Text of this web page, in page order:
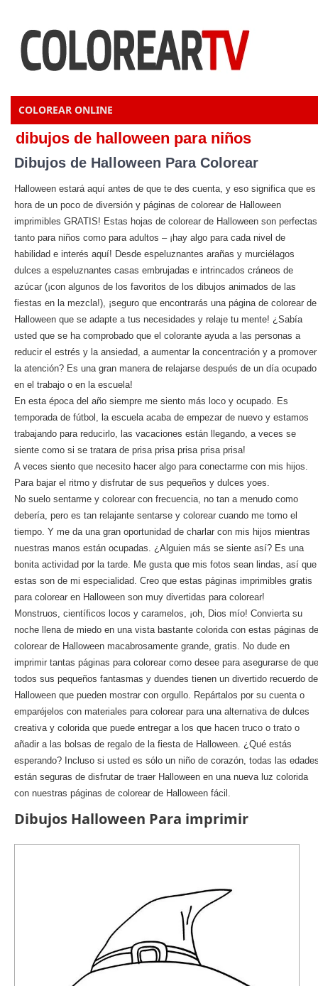
COLOREAR ONLINE
dibujos de halloween para niños
Dibujos de Halloween Para Colorear
Halloween estará aquí antes de que te des cuenta, y eso significa que es
hora de un poco de diversión y páginas de colorear de Halloween
imprimibles GRATIS! Estas hojas de colorear de Halloween son perfectas
tanto para niños como para adultos – ¡hay algo para cada nivel de
habilidad e interés aquí! Desde espeluznantes arañas y murciélagos
dulces a espeluznantes casas embrujadas e intrincados cráneos de
azúcar (¡con algunos de los favoritos de los dibujos animados de las
fiestas en la mezcla!), ¡seguro que encontrarás una página de colorear de
Halloween que se adapte a tus necesidades y relaje tu mente! ¿Sabía
usted que se ha comprobado que el colorante ayuda a las personas a
reducir el estrés y la ansiedad, a aumentar la concentración y a promover
la atención? Es una gran manera de relajarse después de un día ocupado
en el trabajo o en la escuela!
En esta época del año siempre me siento más loco y ocupado. Es
temporada de fútbol, la escuela acaba de empezar de nuevo y estamos
trabajando para reducirlo, las vacaciones están llegando, a veces se
siente como si se tratara de prisa prisa prisa prisa prisa!
A veces siento que necesito hacer algo para conectarme con mis hijos.
Para bajar el ritmo y disfrutar de sus pequeños y dulces yoes.
No suelo sentarme y colorear con frecuencia, no tan a menudo como
debería, pero es tan relajante sentarse y colorear cuando me tomo el
tiempo. Y me da una gran oportunidad de charlar con mis hijos mientras
nuestras manos están ocupadas. ¿Alguien más se siente así? Es una
bonita actividad por la tarde. Me gusta que mis fotos sean lindas, así que
estas son de mi especialidad. Creo que estas páginas imprimibles gratis
para colorear en Halloween son muy divertidas para colorear!
Monstruos, científicos locos y caramelos, ¡oh, Dios mío! Convierta su
noche llena de miedo en una vista bastante colorida con estas páginas de
colorear de Halloween macabrosamente grande, gratis. No dude en
imprimir tantas páginas para colorear como desee para asegurarse de que
todos sus pequeños fantasmas y duendes tienen un divertido recuerdo de
Halloween que pueden mostrar con orgullo. Repártalos por su cuenta o
emparéjelos con materiales para colorear para una alternativa de dulces
creativa y colorida que puede entregar a los que hacen truco o trato o
añadir a las bolsas de regalo de la fiesta de Halloween. ¿Qué estás
esperando? Incluso si usted es sólo un niño de corazón, todas las
están seguras de disfrutar de traer Halloween en una nueva luz colorida
con nuestras páginas de colorear de Halloween fácil.
Dibujos Halloween Para imprimir